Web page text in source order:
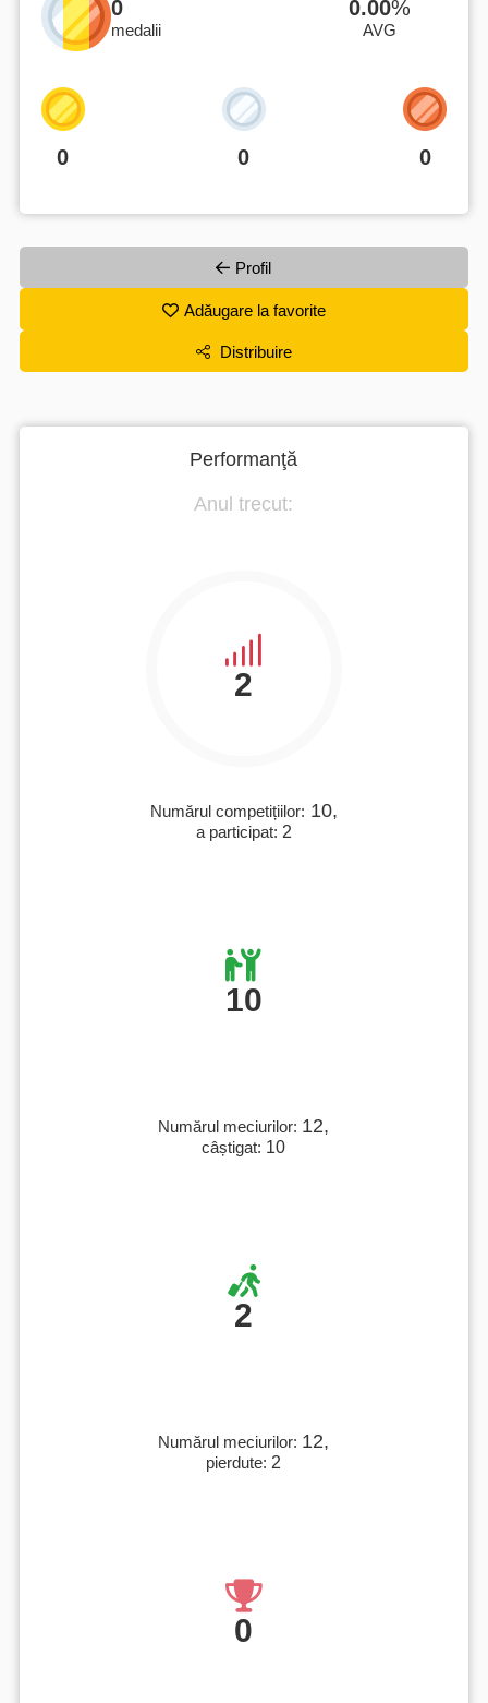
0
medalii
0.00%
AVG
0 0 0
Profil
Adăugare la favorite
Distribuire
Performanţă
Anul trecut:
2
Numărul competițiilor: 10,
a participat: 2
10
Numărul meciurilor: 12,
câștigat: 10
2
Numărul meciurilor: 12,
pierdute: 2
0